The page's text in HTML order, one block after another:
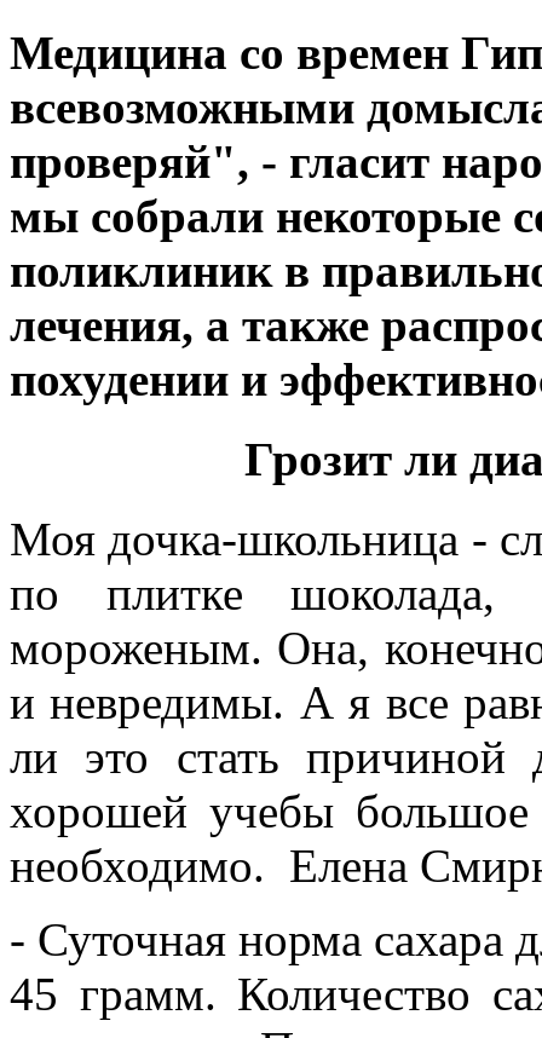
Медицина со времен
всевозможными
проверяй", - гласит
мы собрали некоторые
поликлиник в
лечения, а также
похудении и
Грозит ли
Моя дочка-школьница -
по плитке шоколада,
мороженым. Она,
и невредимы. А я все
ли это стать причиной
хорошей учебы большое
необходимо. Елена
- Суточная норма сахара
45 грамм. Количество